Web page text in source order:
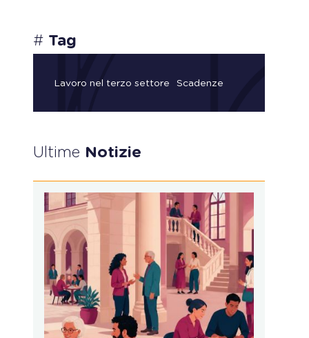
# Tag
Lavoro nel terzo settore Scadenze
Ultime Notizie